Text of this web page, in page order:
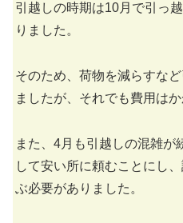
引越しの時期は10月で引っ
りました。
そのため、荷物を減らすな
ましたが、それでも費用はか
また、4月も引越しの混雑が
して安い所に頼むことにし
ぶ必要がありました。